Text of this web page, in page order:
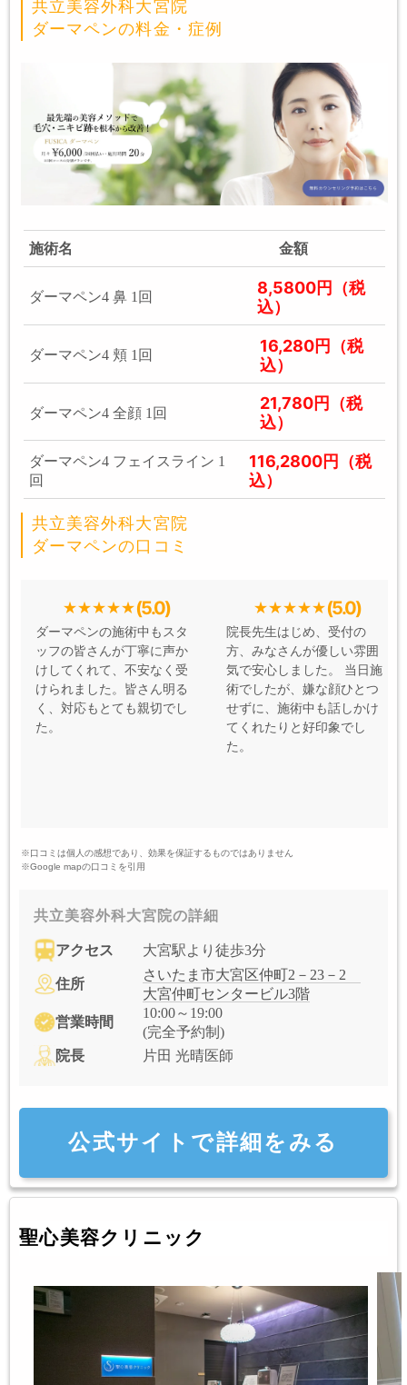
共立美容外科大宮院
ダーマペンの料金・症例
施術名 金額
ダーマペン4 鼻 1回
8,5800円（税
込）
ダーマペン4 頬 1回
16,280円（税
込）
ダーマペン4 全顔 1回
21,780円（税
込）
ダーマペン4 フェイスライン 1
回
116,2800円（税
込）
共立美容外科大宮院
ダーマペンの口コミ
(5.0)
ダーマペンの施術中もスタ
ッフの皆さんが丁寧に声か
けしてくれて、不安なく受
けられました。皆さん明る
く、対応もとても親切でし
た。
(5.0)
院長先生はじめ、受付の
方、みなさんが優しい雰囲
気で安心しました。 当日施
術でしたが、嫌な顔ひとつ
せずに、施術中も話しかけ
てくれたりと好印象でし
た。
※口コミは個人の感想であり、効果を保証するものではありません
※Google mapの口コミを引用
共立美容外科大宮院の詳細
アクセス 大宮駅より徒歩3分
住所
さいたま市大宮区仲町2－23－2
大宮仲町センタービル3階
営業時間
10:00～19:00
(完全予約制)
院長
片田 光晴医師
公式サイトで詳細をみる
聖心美容クリニック